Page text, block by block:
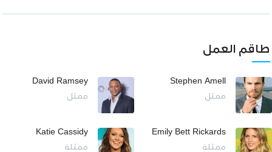
طاقم العمل
Stephen Amell
ممثل
David Ramsey
ممثل
Emily Bett Rickards
ممثلة
Katie Cassidy
ممثلة